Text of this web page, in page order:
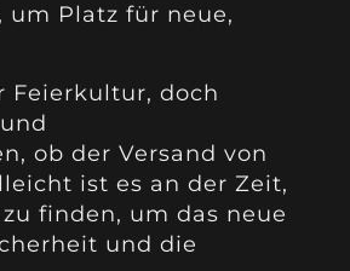
Platz für neue,
Feierkultur, doch
ob der Versand von
ist es an der Zeit,
finden, um das neue
und die